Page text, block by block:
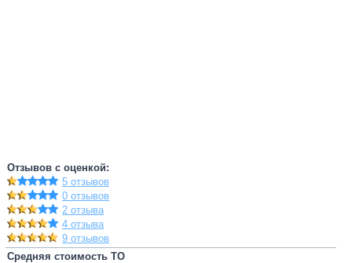
Отзывов с оценкой:
5 отзывов
0 отзывов
2 отзыва
4 отзыва
9 отзывов
Средняя стоимость ТО